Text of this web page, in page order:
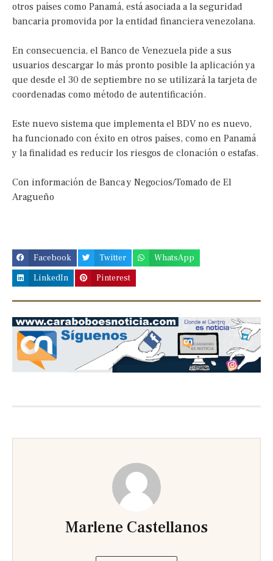
otros países como Panamá, está asociada a la seguridad
bancaria promovida por la entidad financiera venezolana.
En consecuencia, el Banco de Venezuela pide a sus
usuarios descargar lo más pronto posible la aplicación ya
que desde el 30 de septiembre no se utilizará la tarjeta de
coordenadas como método de autentificación.
Este nuevo sistema que implementa el BDV no es nuevo,
ha funcionado con éxito en otros países, como en Panamá
y la finalidad es reducir los riesgos de clonación o estafas.
Con información de Banca y Negocios/Tomado de El
Aragueño
Facebook Twitter
WhatsApp
LinkedIn
Pinterest
Previous
slide
Next
slide
Marlene Castellanos